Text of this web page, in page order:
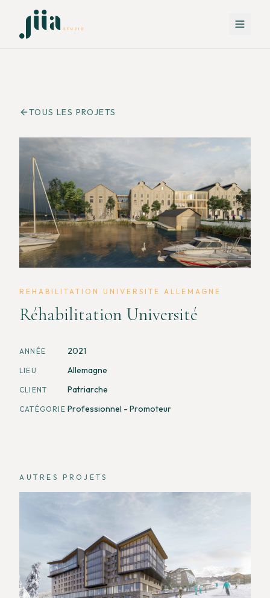
TOUS LES PROJETS
REHABILITATION UNIVERSITE ALLEMAGNE
Réhabilitation Université
ANNÉE 2021
LIEU Allemagne
CLIENT Patriarche
CATÉGORIE Professionnel - Promoteur
AUTRES PROJETS